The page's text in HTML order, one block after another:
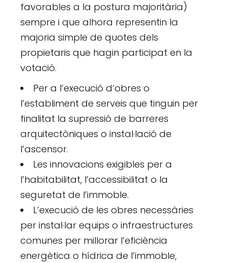
favorables a la postura majoritària)
sempre i que alhora representin la
majoria simple de quotes dels
propietaris que hagin participat en la
votació.
Per a l’execució d’obres o
l’establiment de serveis que tinguin per
finalitat la supressió de barreres
arquitectòniques o instal·lació de
l’ascensor.
Les innovacions exigibles per a
l’habitabilitat, l’accessibilitat o la
seguretat de l’immoble.
L’execució de les obres necessàries
per instal·lar equips o infraestructures
comunes per millorar l’eficiència
energètica o hídrica de l’immoble,